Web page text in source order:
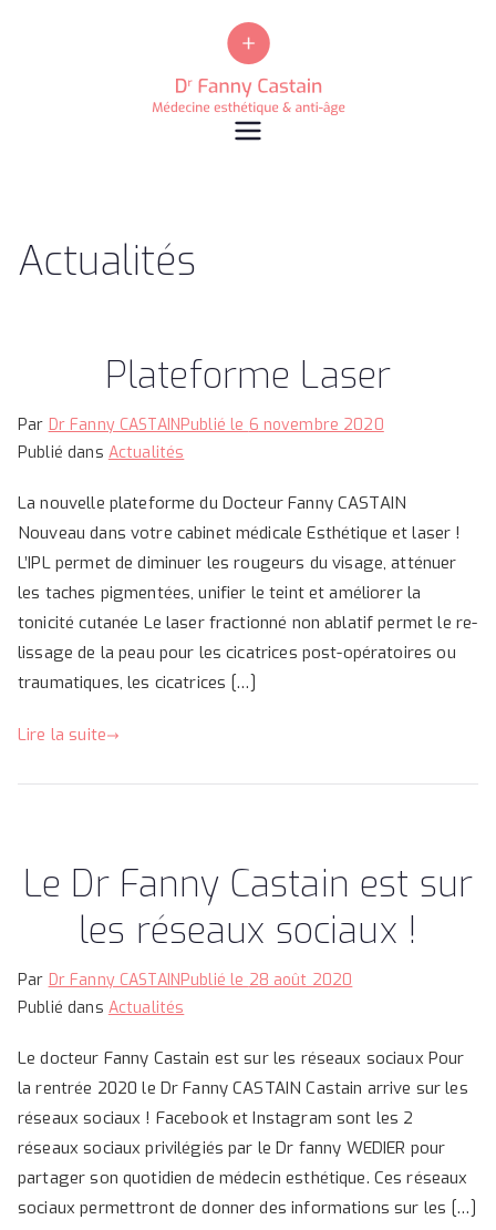
Dr Fanny Castain, médecin esthétique à Boulogne
Médecine esthétique et anti-âge à Boulogne / Lille
Actualités
Plateforme Laser
Par Dr Fanny CASTAINPublié le 6 novembre 2020
Publié dans Actualités
La nouvelle plateforme du Docteur Fanny CASTAIN
Nouveau dans votre cabinet médicale Esthétique et laser !
L’IPL permet de diminuer les rougeurs du visage, atténuer
les taches pigmentées, unifier le teint et améliorer la
tonicité cutanée Le laser fractionné non ablatif permet le re-
lissage de la peau pour les cicatrices post-opératoires ou
traumatiques, les cicatrices […]
Lire la suite
Le Dr Fanny Castain est sur
les réseaux sociaux !
Par Dr Fanny CASTAINPublié le 28 août 2020
Publié dans Actualités
Le docteur Fanny Castain est sur les réseaux sociaux Pour
la rentrée 2020 le Dr Fanny CASTAIN Castain arrive sur les
réseaux sociaux ! Facebook et Instagram sont les 2
réseaux sociaux privilégiés par le Dr fanny WEDIER pour
partager son quotidien de médecin esthétique. Ces réseaux
sociaux permettront de donner des informations sur les […]